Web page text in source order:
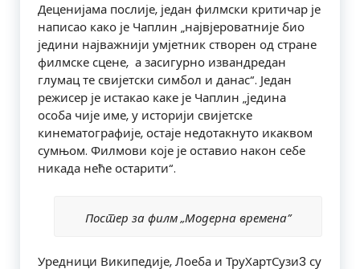
Деценијама послије, један филмски критичар је
написао како је Чаплин „највјероватније био
једини најважнији умјетник створен од стране
филмске сцене, а засигурно извандредан
глумац те свијетски симбол и данас“. Један
режисер је истакао каке је Чаплин „једина
особа чије име, у историји свијетске
кинематографије, остаје недотакнуто икаквом
сумњом. Филмови које је оставио након себе
никада неће остарити“.
Постер за филм „Модерна времена”
Уредници Википедије, Лоеба и ТруХартСузи3 су